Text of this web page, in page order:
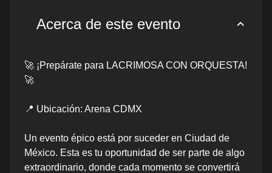
Acerca de este evento
🚀 ¡Prepárate para LACRIMOSA CON ORQUESTA!
🚀
📍 Ubicación: Arena CDMX
Un evento épico está por suceder en Ciudad de
México. Esta es tu oportunidad de ser parte de algo
extraordinario, donde cada momento se convertirá